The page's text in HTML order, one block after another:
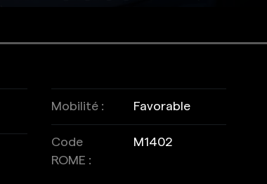
Mobilité : Favorable
Code
ROME :
M1402